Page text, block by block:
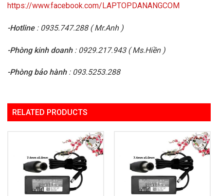
https://www.facebook.com/LAPTOPDANANGCOM
-Hotline: 0935.747.288 ( Mr.Anh )
-Phòng kinh doanh: 0929.217.943 ( Ms.Hiền )
-Phòng bảo hành: 093.5253.288
RELATED PRODUCTS
Add to
Wishlist
Add to
Wishlist